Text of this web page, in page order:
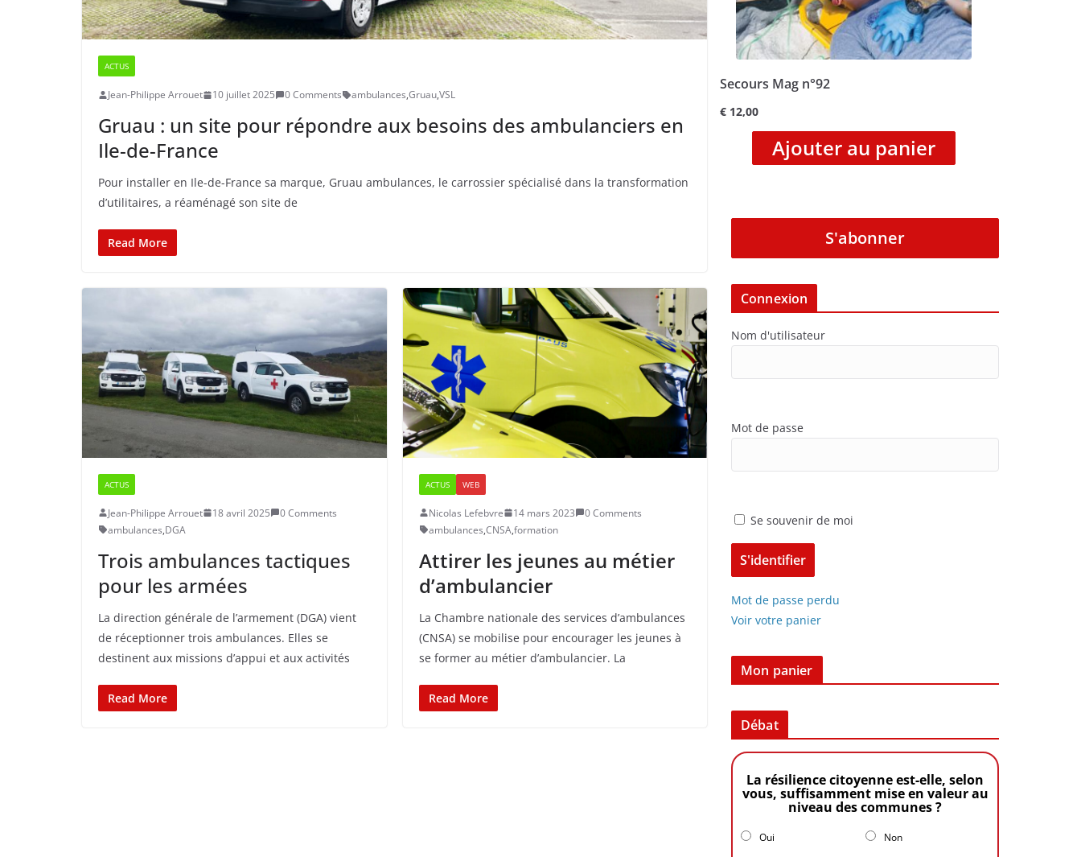
ACTUS
Jean-Philippe Arrouet 10 juillet 2025 0 Comments ambulances,Gruau,VSL
Gruau : un site pour répondre aux besoins des ambulanciers en
Ile-de-France
Pour installer en Ile-de-France sa marque, Gruau ambulances, le carrossier spécialisé dans la transformation
d’utilitaires, a réaménagé son site de
Read More
ACTUS
Jean-Philippe Arrouet 18 avril 2025
0 Comments
ambulances,DGA
Trois ambulances tactiques
pour les armées
La direction générale de l’armement (DGA) vient
de réceptionner trois ambulances. Elles se
destinent aux missions d’appui et aux activités
Read More
ACTUS WEB
Nicolas Lefebvre 14 mars 2023
0 Comments
ambulances,CNSA,formation
Attirer les jeunes au métier
d’ambulancier
La Chambre nationale des services d’ambulances
(CNSA) se mobilise pour encourager les jeunes à
se former au métier d’ambulancier. La
Read More
Secours Mag n°92
€ 12,00
Ajouter au panier
S'abonner
Connexion
Nom d'utilisateur
Mot de passe
Se souvenir de moi
Mot de passe perdu
Voir votre panier
Mon panier
Débat
La résilience citoyenne est-elle, selon
vous, suffisamment mise en valeur au
niveau des communes ?
Oui Non